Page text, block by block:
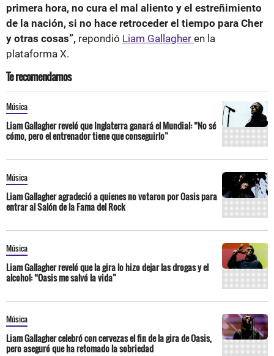
primera hora, no cura el mal aliento y el estreñimiento
de la nación, si no hace retroceder el tiempo para Cher
y otras cosas”, repondió Liam Gallagher en la
plataforma X.
Te recomendamos
Música
Liam Gallagher reveló que Inglaterra ganará el Mundial: “No sé
cómo, pero el entrenador tiene que conseguirlo”
Música
Liam Gallagher agradeció a quienes no votaron por Oasis para
entrar al Salón de la Fama del Rock
Música
Liam Gallagher reveló que la gira lo hizo dejar las drogas y el
alcohol: “Oasis me salvó la vida”
Música
Liam Gallagher celebró con cervezas el fin de la gira de Oasis,
pero aseguró que ha retomado la sobriedad